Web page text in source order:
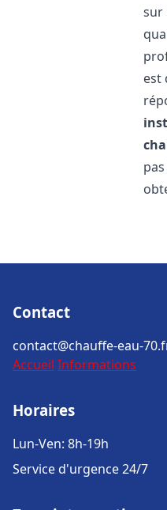
sur
est
Contact
contact@chauffe-eau-
Accueil Informations
Horaires
Lun-Ven: 8h-19h
Service d'urgence 24/7